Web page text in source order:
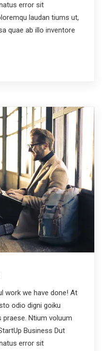
error sit
laudan tiums ut,
quae ab illo inventore
work we have done! At
odio digni goiku
Ntium voluum
Business Dut
error sit